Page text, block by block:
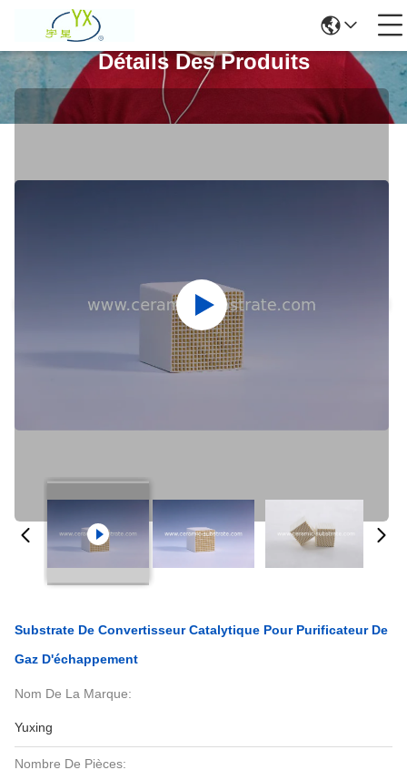
Détails Des Produits
Substrate De Convertisseur Catalytique Pour Purificateur De
Gaz D'échappement
Nom De La Marque:
Yuxing
Nombre De Pièces: